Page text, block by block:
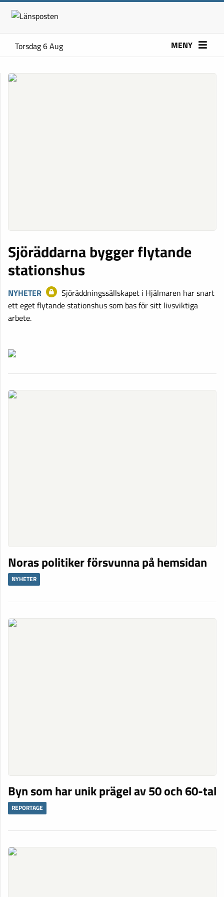
Torsdag 6 Aug MENY
Sjöräddarna bygger flytande
stationshus
NYHETER
Sjöräddningssällskapet i Hjälmaren har snart
ett eget flytande stationshus som bas för sitt livsviktiga
arbete.
Noras politiker försvunna på hemsidan
NYHETER
Byn som har unik prägel av 50 och 60-tal
REPORTAGE